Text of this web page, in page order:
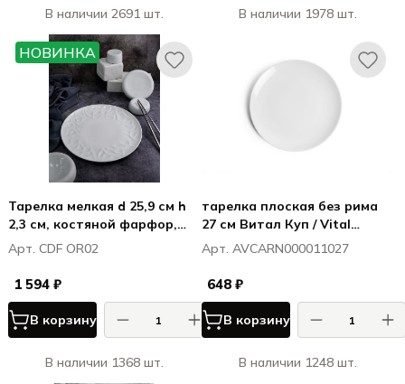
В наличии 2691 шт. В наличии 1978 шт.
НОВИНКА
Тарелка мелкая d 25,9 см h
2,3 см, костяной фарфор,
Оригами / Origami
Арт. CDF OR02
1 594 ₽
В корзину
В наличии 1368 шт.
тарелка плоская без рима
27 см Витал Куп / Vital
Coupe
Арт. AVCARN000011027
648 ₽
В корзину
В наличии 1248 шт.